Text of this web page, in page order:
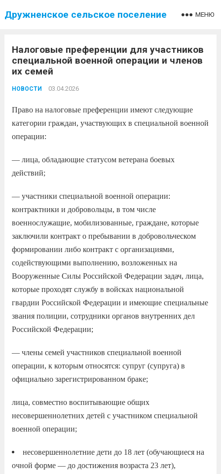
Дружненское сельское поселение МЕНЮ
Налоговые преференции для участников
специальной военной операции и членов
их семей
НОВОСТИ 03.04.2026
Право на налоговые преференции имеют следующие
категории граждан, участвующих в специальной военной
операции:
— лица, обладающие статусом ветерана боевых
действий;
— участники специальной военной операции:
контрактники и добровольцы, в том числе
военнослужащие, мобилизованные, граждане, которые
заключили контракт о пребывании в добровольческом
формировании либо контракт с организациями,
содействующими выполнению, возложенных на
Вооруженные Силы Российской Федерации задач, лица,
которые проходят службу в войсках национальной
гвардии Российской Федерации и имеющие специальные
звания полиции, сотрудники органов внутренних дел
Российской Федерации;
— члены семей участников специальной военной
операции, к которым относятся: супруг (супруга) в
официально зарегистрированном браке;
лица, совместно воспитывающие общих
несовершеннолетних детей с участником специальной
военной операции;
несовершеннолетние дети до 18 лет (обучающиеся на
очной форме — до достижения возраста 23 лет),